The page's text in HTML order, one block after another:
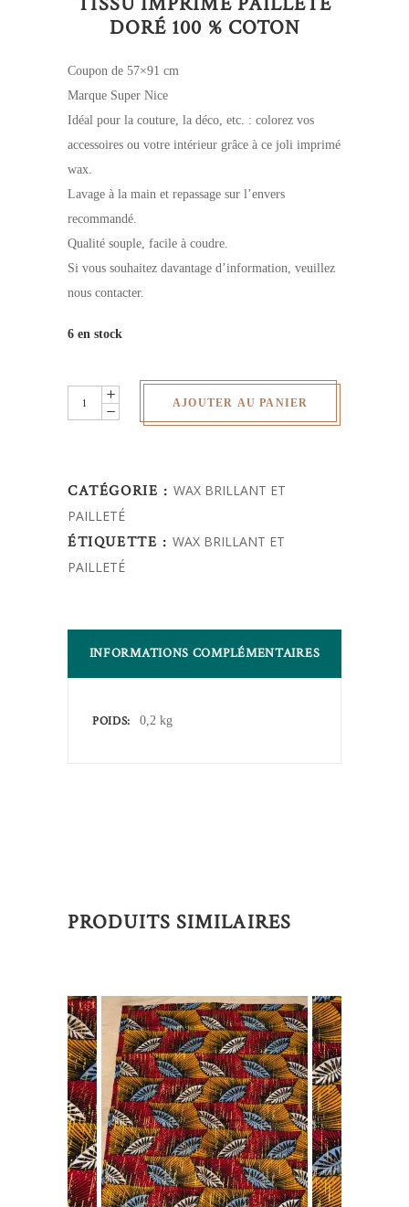
DORÉ 100 % COTON
Coupon de 57×91 cm
Marque Super Nice
Idéal pour la couture, la déco, etc. : colorez vos
accessoires ou votre intérieur grâce à ce joli imprimé
wax.
Lavage à la main et repassage sur l’envers
recommandé.
Qualité souple, facile à coudre.
Si vous souhaitez davantage d’information, veuillez
nous contacter.
6 en stock
wax
pailleté
AJOUTER AU PANIER
CATÉGORIE :WAX BRILLANT ET
PAILLETÉ
ÉTIQUETTE :WAX BRILLANT ET
PAILLETÉ
INFORMATIONS COMPLÉMENTAIRES
POIDS 0,2 kg
PRODUITS SIMILAIRES
AJOUTER AU PANIER